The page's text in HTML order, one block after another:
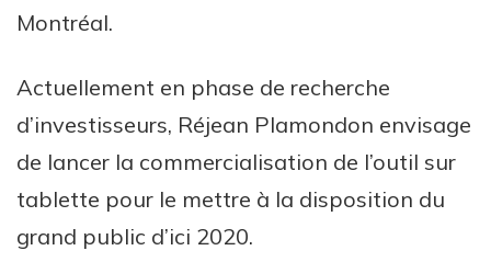
Montréal.
Actuellement en phase de recherche
d’investisseurs, Réjean Plamondon envisage
de lancer la commercialisation de l’outil sur
tablette pour le mettre à la disposition du
grand public d’ici 2020.